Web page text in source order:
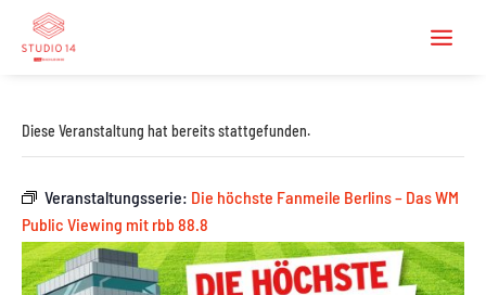
Diese Veranstaltung hat bereits stattgefunden.
Veranstaltungsserie: Die höchste Fanmeile Berlins – Das WM
Public Viewing mit rbb 88.8